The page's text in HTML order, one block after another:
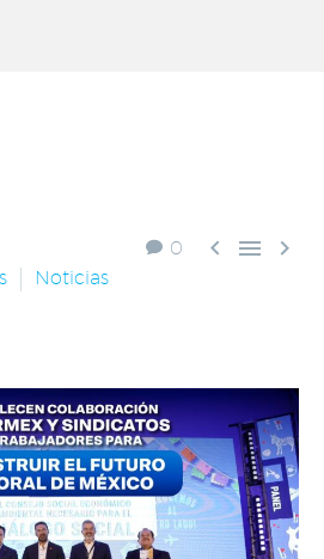
0   
Noticias